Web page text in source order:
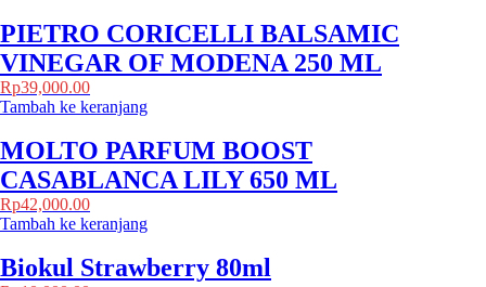
PIETRO CORICELLI BALSAMIC
VINEGAR OF MODENA 250 ML
Rp39,000.00
Tambah ke keranjang
MOLTO PARFUM BOOST
CASABLANCA LILY 650 ML
Rp42,000.00
Tambah ke keranjang
Biokul Strawberry 80ml